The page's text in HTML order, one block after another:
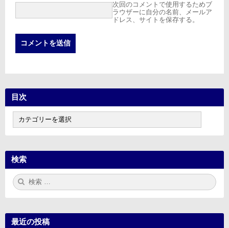
次回のコメントで使用するためブ
ラウザーに自分の名前、メールア
ドレス、サイトを保存する。
目次
次
検索
検
索:
最近の投稿